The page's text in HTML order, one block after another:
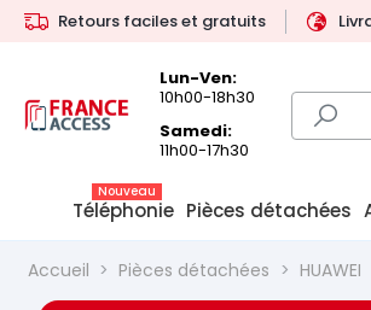
Retours faciles et gratuits
Lun-Ven:
10h00-18h30
Samedi:
11h00-17h30
Téléphonie
Nouveau
Pièces détachées
Accueil Pièces détachées HUAWEI